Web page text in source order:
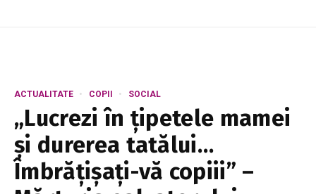
ACTUALITATE COPII SOCIAL
„Lucrezi în țipetele mamei
și durerea tatălui…
Îmbrățișați-vă copiii” –